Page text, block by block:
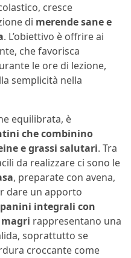
cresce
di merende sane e
. L’obiettivo è offrire ai
che favorisca
le ore di lezione,
semplicità nella
equilibrata, è
che combinino
e grassi salutari. Tra
da realizzare ci sono le
, preparate con avena,
dare un apporto
panini integrali con
rappresentano una
soprattutto se
croccante come